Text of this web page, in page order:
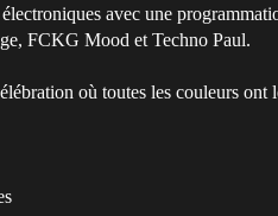
avec une
FCKG Mood et Techno Paul.
où toutes les couleurs ont